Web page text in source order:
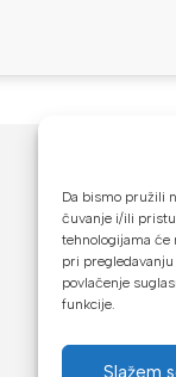
Da bismo pružili
čuvanje i/ili
tehnologijama će
pri
povlačenje
funkcije.
Slažem